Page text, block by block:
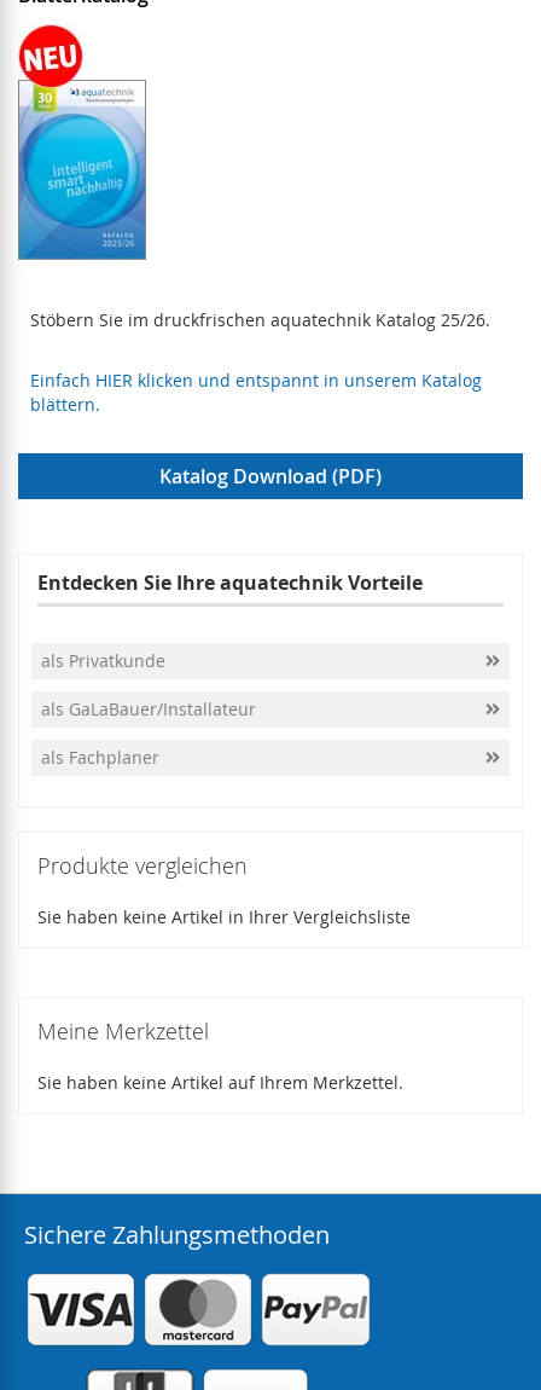
Stöbern Sie im druckfrischen aquatechnik Katalog 25/26.
Einfach HIER klicken und entspannt in unserem Katalog
blättern.
Katalog Download (PDF)
Entdecken Sie Ihre aquatechnik Vorteile
als Privatkunde
als GaLaBauer/Installateur
als Fachplaner
Produkte vergleichen
Sie haben keine Artikel in Ihrer Vergleichsliste
Meine Merkzettel
Sie haben keine Artikel auf Ihrem Merkzettel.
Sichere Zahlungsmethoden